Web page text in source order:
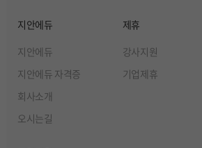
지안에듀
지안에듀
지안에듀 자격증
회사소개
오시는길
제휴
강사지원
기업제휴